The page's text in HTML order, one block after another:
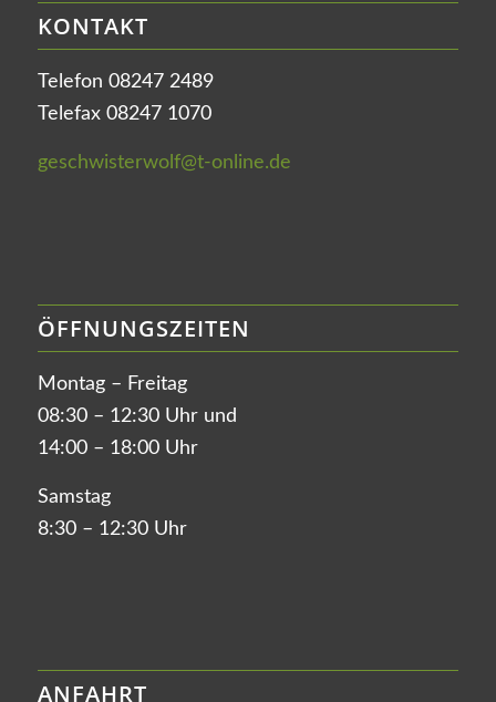
KONTAKT
Telefon 08247 2489
Telefax 08247 1070
geschwisterwolf@t-online.de
ÖFFNUNGSZEITEN
Montag – Freitag
08:30 – 12:30 Uhr und
14:00 – 18:00 Uhr
Samstag
8:30 – 12:30 Uhr
ANFAHRT